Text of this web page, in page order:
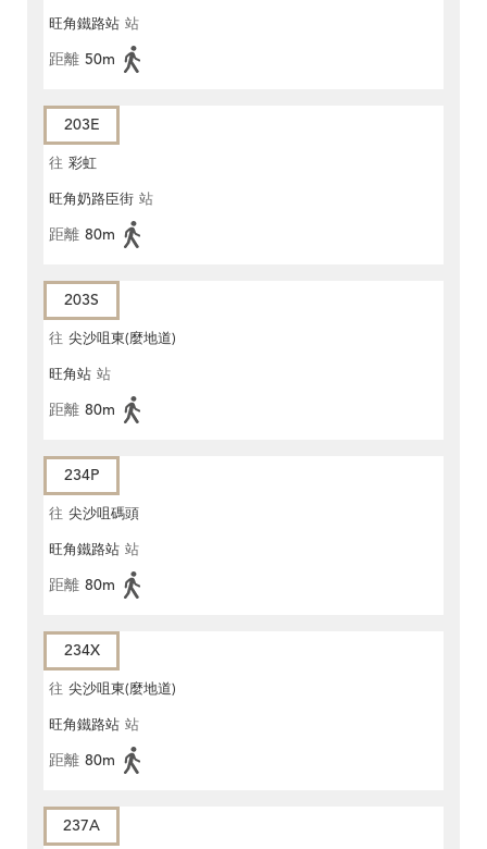
旺角鐵路站 站
距離 50m
203E
往 彩虹
旺角奶路臣街 站
距離 80m
203S
往 尖沙咀東(麼地道)
旺角站 站
距離 80m
234P
往 尖沙咀碼頭
旺角鐵路站 站
距離 80m
234X
往 尖沙咀東(麼地道)
旺角鐵路站 站
距離 80m
237A